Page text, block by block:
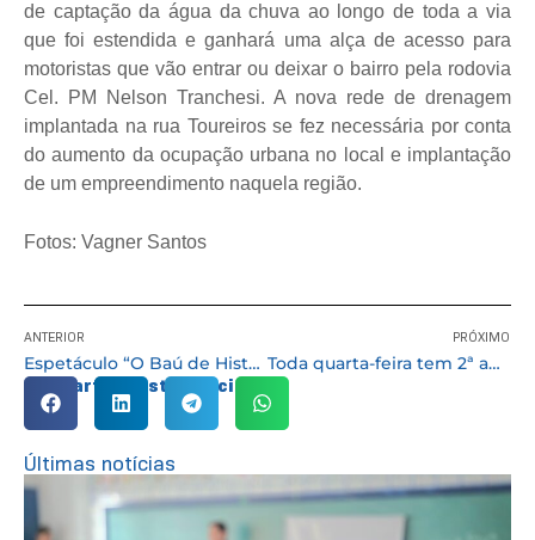
de captação da água da chuva ao longo de toda a via
que foi estendida e ganhará uma alça de acesso para
motoristas que vão entrar ou deixar o bairro pela rodovia
Cel. PM Nelson Tranchesi. A nova rede de drenagem
implantada na rua Toureiros se fez necessária por conta
do aumento da ocupação urbana no local e implantação
de um empreendimento naquela região.
Fotos: Vagner Santos
ANTERIOR
Espetáculo “O Baú de Histórias da Vovó” tem duas apresentações no sábado (19/06)
PRÓXIMO
Toda quarta-feira tem 2ª aplicação da Coronavac para quem ainda está com a dose em atraso
Compartilhe esta notícia:
Últimas notícias